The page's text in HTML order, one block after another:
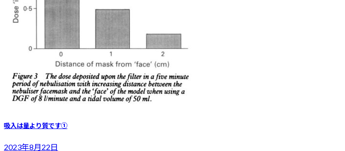
吸入は量より質です①
2023年8月22日